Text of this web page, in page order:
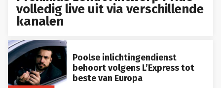
volledig live uit via verschillende
kanalen
Poolse inlichtingendienst
behoort volgens L’Express tot
beste van Europa